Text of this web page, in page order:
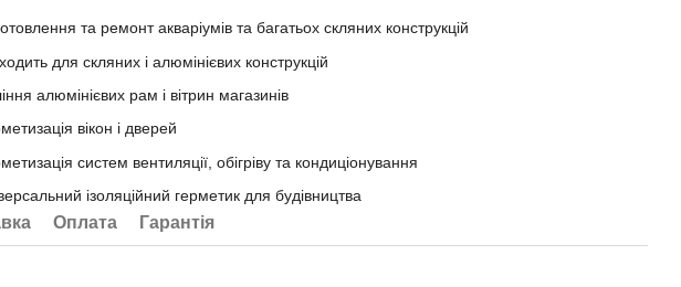
та ремонт акваріумів та багатьох скляних конструкцій
для скляних і алюмінієвих конструкцій
алюмінієвих рам і вітрин магазинів
вікон і дверей
систем вентиляції, обігріву та кондиціонування
ізоляційний герметик для будівництва
Оплата Гарантія